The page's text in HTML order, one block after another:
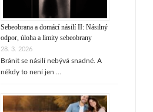
Sebeobrana a domácí násilí II: Násilný
odpor, úloha a limity sebeobrany
28. 3. 2026
Bránit se násilí nebývá snadné. A
někdy to není jen …